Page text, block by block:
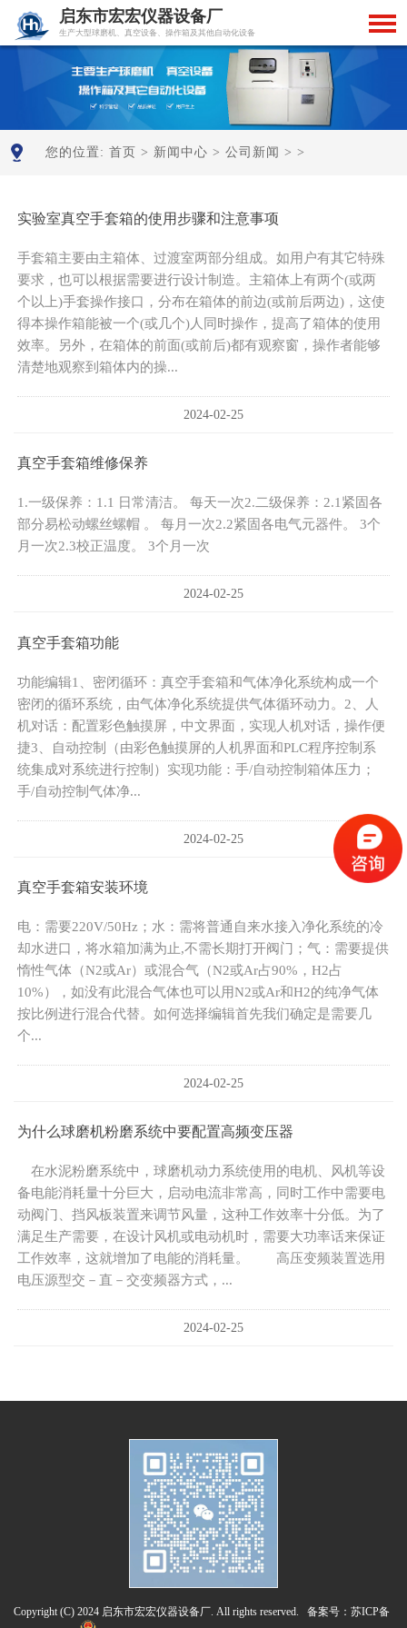
启东市宏宏仪器设备厂
生产大型球磨机、真空设备、操作箱及其他自动化设备
您的位置: 首页 > 新闻中心 > 公司新闻 > >
实验室真空手套箱的使用步骤和注意事项
手套箱主要由主箱体、过渡室两部分组成。如用户有其它特殊
要求，也可以根据需要进行设计制造。主箱体上有两个(或两
个以上)手套操作接口，分布在箱体的前边(或前后两边)，这使
得本操作箱能被一个(或几个)人同时操作，提高了箱体的使用
效率。另外，在箱体的前面(或前后)都有观察窗，操作者能够
清楚地观察到箱体内的操...
2024-02-25
真空手套箱维修保养
1.一级保养：1.1 日常清洁。 每天一次2.二级保养：2.1紧固各
部分易松动螺丝螺帽 。 每月一次2.2紧固各电气元器件。 3个
月一次2.3校正温度。 3个月一次
2024-02-25
真空手套箱功能
功能编辑1、密闭循环：真空手套箱和气体净化系统构成一个
密闭的循环系统，由气体净化系统提供气体循环动力。2、人
机对话：配置彩色触摸屏，中文界面，实现人机对话，操作便
捷3、自动控制（由彩色触摸屏的人机界面和PLC程序控制系
统集成对系统进行控制）实现功能：手/自动控制箱体压力；
手/自动控制气体净...
2024-02-25
真空手套箱安装环境
电：需要220V/50Hz；水：需将普通自来水接入净化系统的冷
却水进口，将水箱加满为止,不需长期打开阀门；气：需要提供
惰性气体（N2或Ar）或混合气（N2或Ar占90%，H2占
10%），如没有此混合气体也可以用N2或Ar和H2的纯净气体
按比例进行混合代替。如何选择编辑首先我们确定是需要几
个...
2024-02-25
为什么球磨机粉磨系统中要配置高频变压器
在水泥粉磨系统中，球磨机动力系统使用的电机、风机等设
备电能消耗量十分巨大，启动电流非常高，同时工作中需要电
动阀门、挡风板装置来调节风量，这种工作效率十分低。为了
满足生产需要，在设计风机或电动机时，需要大功率话来保证
工作效率，这就增加了电能的消耗量。 高压变频装置选用
电压源型交－直－交变频器方式，...
2024-02-25
Copyright (C) 2024 启东市宏宏仪器设备厂. All rights reserved. 备案号： 苏ICP备